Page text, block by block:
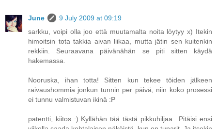
June
9 July 2009 at 09:19
sarkku, voipi olla joo että muutamalta noita löytyy x) Itekin
himoitsin tota takkia aivan liikaa, mutta jätin sen kuitenkin
rekkiin. Seuraavana päivänähän se piti sitten käydä
hakemassa.
Nooruska, ihan totta! Sitten kun tekee töiden jälkeen
raivaushommia jonkun tunnin per päivä, niin koko prosessi
ei tunnu valmistuvan ikinä :P
patentti, kiitos :) Kyllähän tää tästä pikkuhiljaa.. Pitäisi ensi